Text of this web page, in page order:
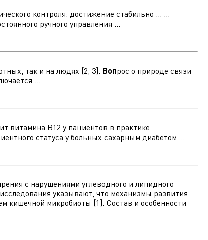
контроля: достижение стабильно ... ...
ручного управления ...
так и на людях [2, 3]. Вопрос о природе связи
...
витамина В12 у пациентов в практике
статуса у больных сахарным диабетом ...
с нарушениями углеводного и липидного
указывают, что механизмы развития
кишечной микробиоты [1]. Состав и особенности